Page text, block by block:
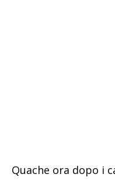
Quache ora dopo i